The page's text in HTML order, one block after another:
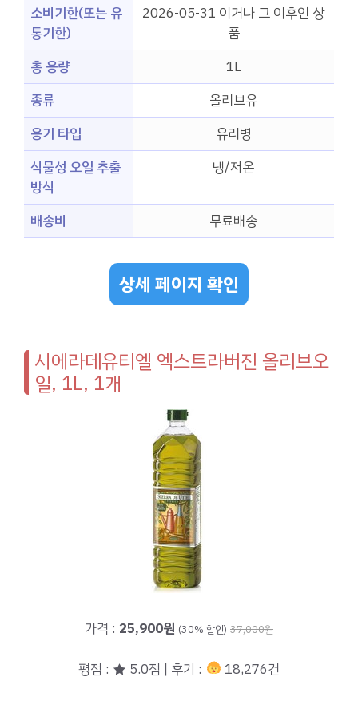
소비기한(또는 유
통기한)
2026-05-31 이거나 그 이후인 상
품
총 용량
1L
종류
올리브유
용기 타입
유리병
식물성 오일 추출
방식
냉/저온
배송비 무료배송
상세 페이지 확인
시에라데유티엘 엑스트라버진 올리브오
일, 1L, 1개
가격 : 25,900원 (30% 할인) 37,000원
평점 : ★ 5.0점 | 후기 : 18,276건